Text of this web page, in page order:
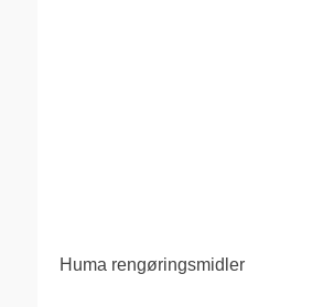
Huma rengøringsmidler